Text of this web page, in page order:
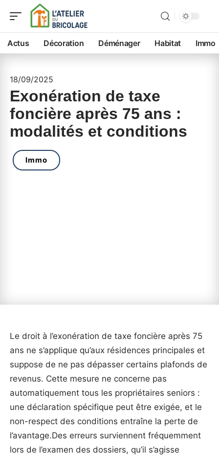
Actus Décoration Déménager Habitat Immo
18/09/2025
Exonération de taxe
foncière après 75 ans :
modalités et conditions
Immo
Le droit à l’exonération de taxe foncière après 75
ans ne s’applique qu’aux résidences principales et
suppose de ne pas dépasser certains plafonds de
revenus. Cette mesure ne concerne pas
automatiquement tous les propriétaires seniors :
une déclaration spécifique peut être exigée, et le
non-respect des conditions entraîne la perte de
l’avantage.Des erreurs surviennent fréquemment
lors de l’examen des dossiers, qu’il s’agisse